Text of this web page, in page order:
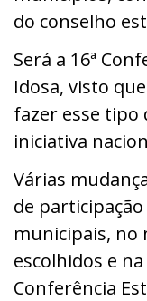
do conselho
Será a 16ª
Idosa, visto
fazer esse tipo
iniciativa
Várias
de
municipais, no
escolhidos e
Conferência